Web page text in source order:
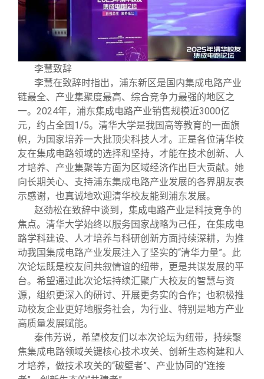
李慧致辞
李慧在致辞时指出，浦东新区是国内集成电路产业
链最全、产业集聚度最高、综合竞争力最强的地区之
一。2024年，浦东集成电路产业销售规模近3000亿
元，约占全国1/5。清华大学是我国高等教育的一面旗
帜，为国家培养一大批顶尖科技人才。正是各位清华校
友在集成电路领域的选择和坚持，才能在技术创新、人
才培养、产业集聚等方面为区域经济作出巨大贡献。她
向长期关心、支持浦东集成电路产业发展的各界朋友表
示感谢，也真诚地欢迎清华校友能到浦东发展。
赵劲松在致辞中谈到，集成电路产业是科技竞争的
焦点。清华大学始终以服务国家战略为己任，在集成电
路学科建设、人才培养与科研创新方面持续深耕，为推
动我国集成电路产业发展注入了坚实的“清华力量”。此
次论坛既是校友间共叙情谊的纽带，更是共谋发展的平
台。希望通过此次论坛持续汇聚广大校友的智慧与资
源，组织更深入的研讨、开展更务实的合作；也积极推
动校友企业更好地服务社会，为行业、特别是地方产业
高质量发展赋能。
秦伟芳说，希望校友们以本次论坛为纽带，持续聚
焦集成电路领域关键核心技术攻关、创新生态构建和人
才培养，做技术攻关的“破壁者”、产业协同的“连接